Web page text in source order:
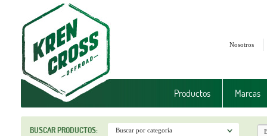
Nosotros
Productos Marcas
BUSCAR PRODUCTOS: